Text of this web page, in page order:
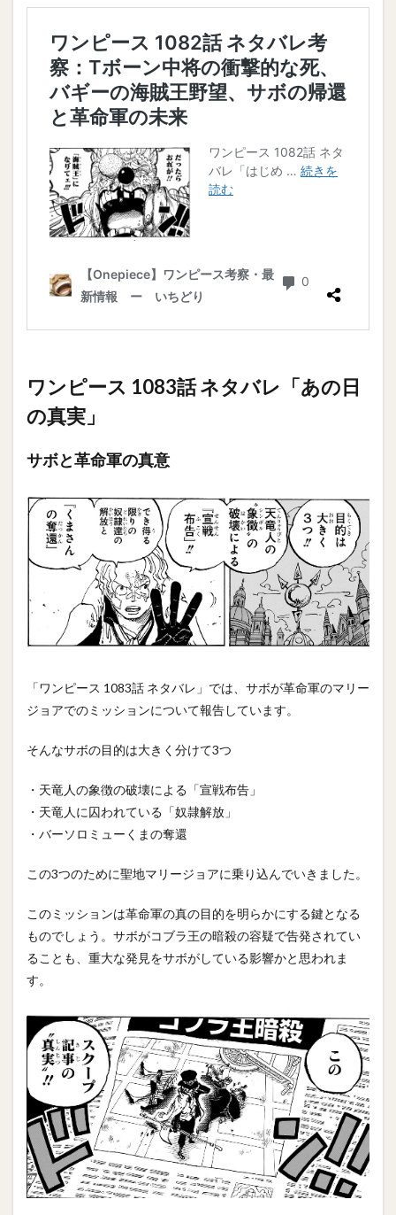
ワンピース 1083話 ネタバレ「あの日
の真実」
サボと革命軍の真意
「ワンピース 1083話 ネタバレ」では、サボが革命軍のマリー
ジョアでのミッションについて報告しています。
そんなサボの目的は大きく分けて3つ
・天竜人の象徴の破壊による「宣戦布告」
・天竜人に囚われている「奴隷解放」
・バーソロミューくまの奪還
この3つのために聖地マリージョアに乗り込んでいきました。
このミッションは革命軍の真の目的を明らかにする鍵となる
ものでしょう。サボがコブラ王の暗殺の容疑で告発されてい
ることも、重大な発見をサボがしている影響かと思われま
す。